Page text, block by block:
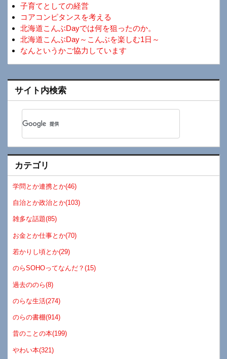
子育てとしての経営
コアコンピタンスを考える
北海道こんぶDayでは何を狙ったのか。
北海道こんぶDay～こんぶを楽しむ1日～
なんというかご協力しています
サイト内検索
カテゴリ
学問とか連携とか(46)
自治とか政治とか(103)
雑多な話題(85)
お金とか仕事とか(70)
若かりし頃とか(29)
のらSOHOってなんだ？(15)
過去ののら(8)
のらな生活(274)
のらの書棚(914)
昔のことの本(199)
やわい本(321)